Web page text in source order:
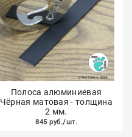
Полоса алюминиевая
Чёрная матовая - толщина
2 мм.
845 руб./шт.